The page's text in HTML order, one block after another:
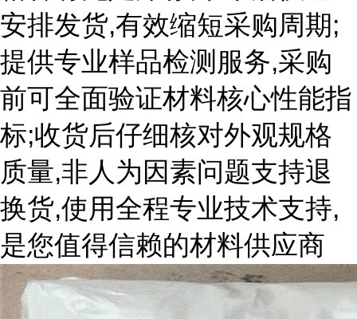
安排发货,有效缩短采购周期;
提供专业样品检测服务,采购
前可全面验证材料核心性能指
标;收货后仔细核对外观规格
质量,非人为因素问题支持退
换货,使用全程专业技术支持,
是您值得信赖的材料供应商